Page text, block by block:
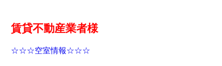
賃貸不動産業者様
☆☆☆空室情報☆☆☆